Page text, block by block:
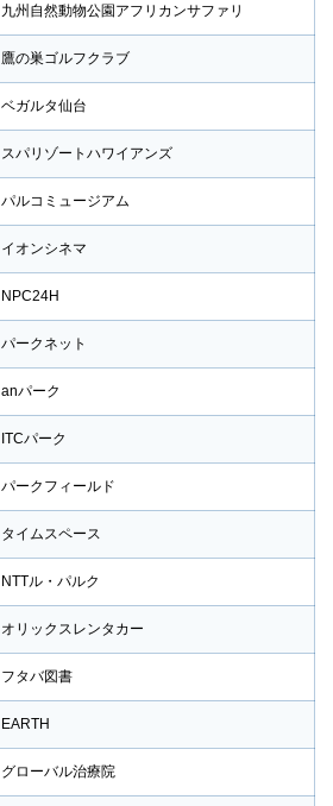
九州自然動物公園アフリカンサファリ
鷹の巣ゴルフクラブ
ベガルタ仙台
スパリゾートハワイアンズ
パルコミュージアム
イオンシネマ
NPC24H
パークネット
anパーク
ITCパーク
パークフィールド
タイムスペース
NTTル・パルク
オリックスレンタカー
フタバ図書
EARTH
グローバル治療院